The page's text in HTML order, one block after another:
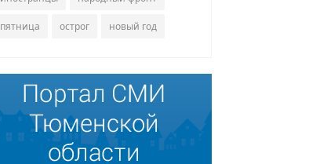
пятница острог новый год